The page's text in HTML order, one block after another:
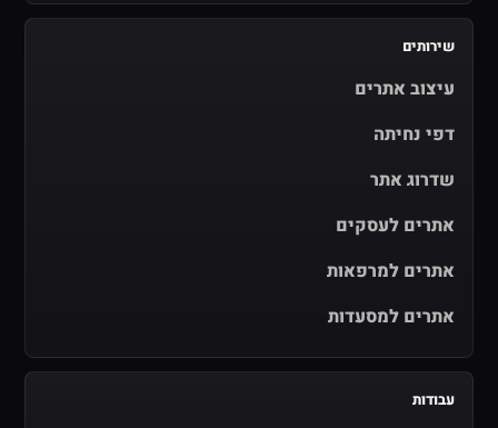
שירותים
עיצוב אתרים
דפי נחיתה
שדרוג אתר
אתרים לעסקים
אתרים למרפאות
אתרים למסעדות
עבודות